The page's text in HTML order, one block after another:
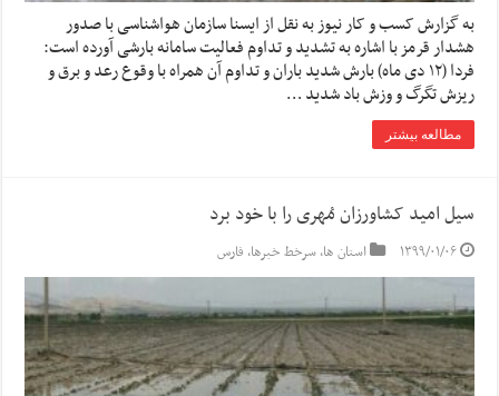
به گزارش کسب و کار نیوز به نقل از ایسنا سازمان هواشناسی با صدور
هشدار قرمز با اشاره به تشدید و تداوم فعالیت سامانه بارشی آورده است:
فردا (۱۲ دی ماه) بارش شدید باران و تداوم آن همراه با وقوع رعد و برق و
ریزش تگرگ و وزش باد شدید …
مطالعه بیشتر
سیل امید کشاورزان مُهری را با خود برد
۱۳۹۹/۰۱/۰۶ استان ها,سرخط خبرها, فارس